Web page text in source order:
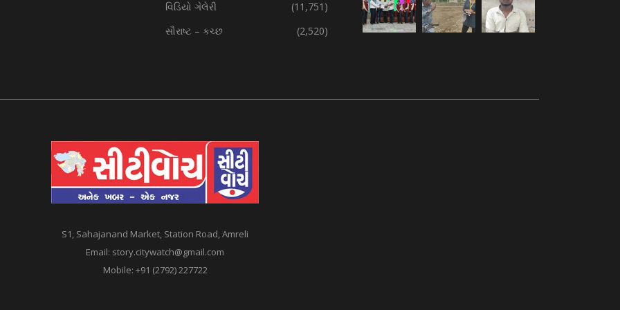
વિડિયો ગેલેરી
(11,751)
સૌરાષ્ટ – કચ્છ
(2,520)
S1, Sahajanand Market, Station Road, Amreli
Email: story.citywatch@gmail.com
Mobile: +91 (2792) 227722